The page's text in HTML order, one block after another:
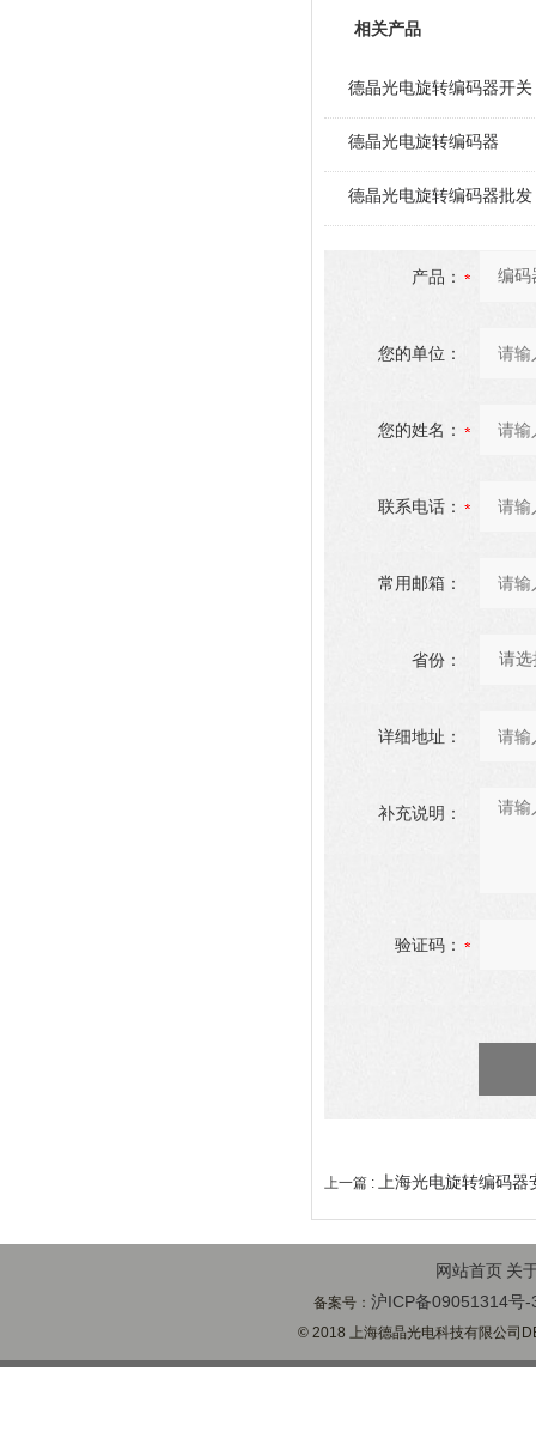
相关产品
德晶光电旋转编码器开关
德晶光电旋转编码器
德晶光电旋转编码器批发
产品：
您的单位：
您的姓名：
联系电话：
常用邮箱：
省份：
详细地址：
补充说明：
验证码：
上一篇 : 上海光电旋转编码器
网站首页 关
备案号：沪ICP备09051314号-
© 2018 上海德晶光电科技有限公司